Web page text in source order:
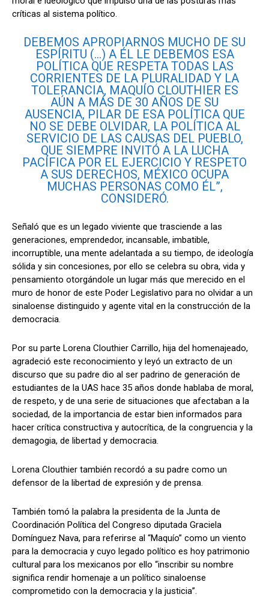
críticas al sistema político.
DEBEMOS APROPIARNOS MUCHO DE SU
ESPÍRITU (…) A ÉL LE DEBEMOS ESA
POLÍTICA QUE RESPETA TODAS LAS
CORRIENTES DE LA PLURALIDAD Y LA
TOLERANCIA, MAQUÍO CLOUTHIER ES
AÚN A MÁS DE 30 AÑOS DE SU
AUSENCIA, PILAR DE ESA POLÍTICA QUE
NO SE DEBE OLVIDAR, LA POLÍTICA AL
SERVICIO DE LAS CAUSAS DEL PUEBLO,
QUE SIEMPRE INVITÓ A LA LUCHA
PACÍFICA POR EL EJERCICIO Y RESPETO
A SUS DERECHOS, MÉXICO OCUPA
MUCHAS PERSONAS COMO ÉL”,
CONSIDERÓ.
Señaló que es un legado viviente que trasciende a las
generaciones, emprendedor, incansable, imbatible,
incorruptible, una mente adelantada a su tiempo, de ideología
sólida y sin concesiones, por ello se celebra su obra, vida y
pensamiento otorgándole un lugar más que merecido en el
muro de honor de este Poder Legislativo para no olvidar a un
sinaloense distinguido y agente vital en la construcción de la
democracia.
Por su parte Lorena Clouthier Carrillo, hija del homenajeado,
agradeció este reconocimiento y leyó un extracto de un
discurso que su padre dio al ser padrino de generación de
estudiantes de la UAS hace 35 años donde hablaba de moral,
de respeto, y de una serie de situaciones que afectaban a la
sociedad, de la importancia de estar bien informados para
hacer crítica constructiva y autocrítica, de la congruencia y la
demagogia, de libertad y democracia.
Lorena Clouthier también recordó a su padre como un
defensor de la libertad de expresión y de prensa.
También tomó la palabra la presidenta de la Junta de
Coordinación Política del Congreso diputada Graciela
Domínguez Nava, para referirse al “Maquío” como un viento
para la democracia y cuyo legado político es hoy patrimonio
cultural para los mexicanos por ello “inscribir su nombre
significa rendir homenaje a un político sinaloense
comprometido con la democracia y la justicia”.